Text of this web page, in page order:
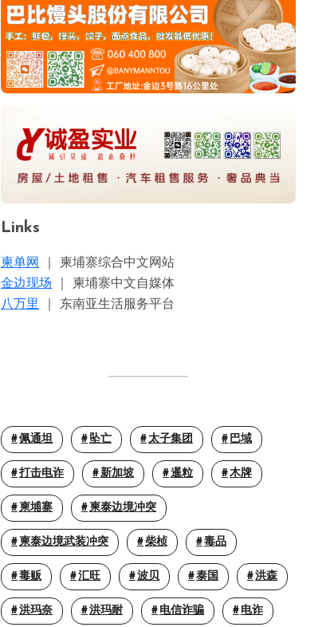
Links
柬单网
｜ 柬埔寨综合中文网站
金边现场 ｜ 柬埔寨中文自媒体
八万里
｜ 东南亚生活服务平台
佩通坦 坠亡 太子集团 巴域
打击电诈 新加坡 暹粒 木牌
柬埔寨 柬泰边境冲突
柬泰边境武装冲突 柴桢 毒品
毒贩 汇旺 波贝 泰国 洪森
洪玛奈 洪玛耐 电信诈骗 电诈